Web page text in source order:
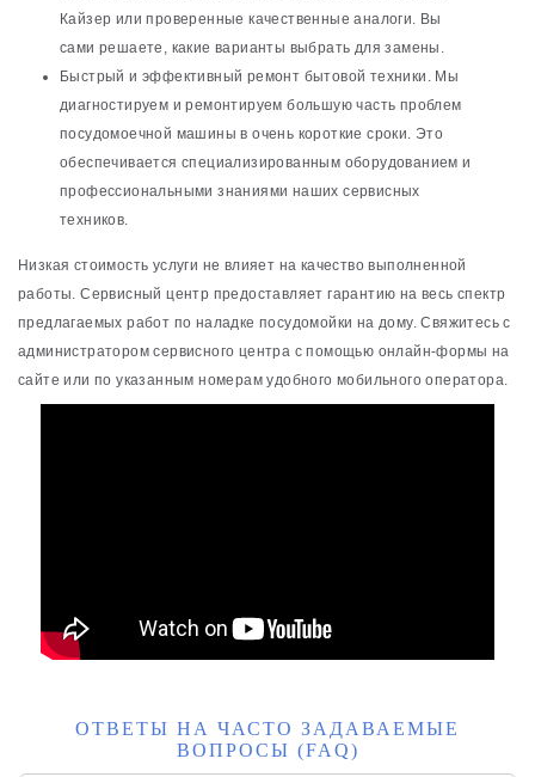
Кайзер или проверенные качественные аналоги. Вы
сами решаете, какие варианты выбрать для замены.
Быстрый и эффективный ремонт бытовой техники . Мы
диагностируем и ремонтируем большую часть проблем
посудомоечной машины в очень короткие сроки. Это
обеспечивается специализированным оборудованием и
профессиональными знаниями наших сервисных
техников.
Низкая стоимость услуги не влияет на качество выполненной
работы. Сервисный центр предоставляет гарантию на весь спектр
предлагаемых работ по наладке посудомойки на дому. Свяжитесь с
администратором сервисного центра с помощью онлайн-формы на
сайте или по указанным номерам удобного мобильного оператора.
ОТВЕТЫ НА ЧАСТО ЗАДАВАЕМЫЕ
ВОПРОСЫ (FAQ)